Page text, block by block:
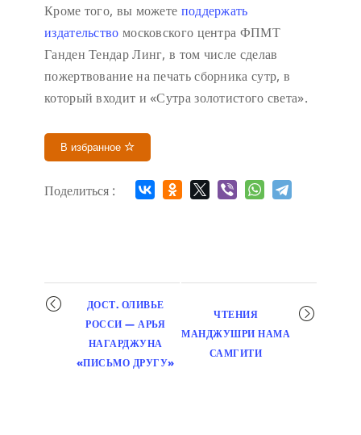
Кроме того, вы можете поддержать
издательство московского центра ФПМТ
Ганден Тендар Линг, в том числе сделав
пожертвование на печать сборника сутр, в
который входит и «Сутра золотистого света».
В избранное
Поделиться :
Мероприятие
навигация
ДОСТ. ОЛИВЬЕ
РОССИ — АРЬЯ
НАГАРДЖУНА
«ПИСЬМО ДРУГУ»
ЧТЕНИЯ
МАНДЖУШРИ НАМА
САМГИТИ